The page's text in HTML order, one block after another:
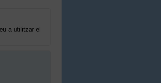
a utilitzar el